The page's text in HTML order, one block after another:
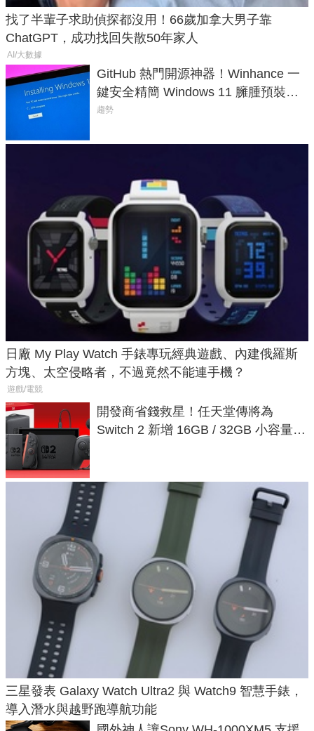
找了半輩子求助偵探都沒用！66歲加拿大男子靠
ChatGPT，成功找回失散50年家人
AI/大數據
GitHub 熱門開源神器！Winhance 一
鍵安全精簡 Windows 11 臃腫預裝軟
體與後台追蹤
趨勢
日廠 My Play Watch 手錶專玩經典遊戲、內建俄羅斯
方塊、太空侵略者，不過竟然不能連手機？
遊戲/電競
開發商省錢救星！任天堂傳將為
Switch 2 新增 16GB / 32GB 小容量遊
三星發表 Galaxy Watch Ultra2 與 Watch9 智慧手錶，
導入潛水與越野跑導航功能